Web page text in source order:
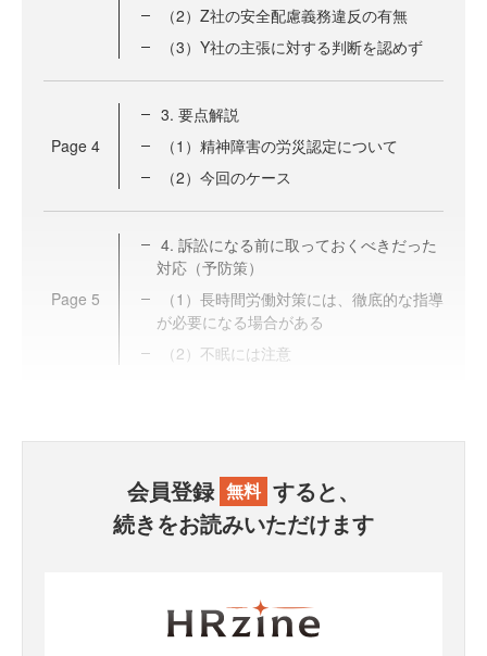
（2）Z社の安全配慮義務違反の有無
（3）Y社の主張に対する判断を認めず
Page 4
3. 要点解説
（1）精神障害の労災認定について
（2）今回のケース
Page 5
4. 訴訟になる前に取っておくべきだった
対応（予防策）
（1）長時間労働対策には、徹底的な指導
が必要になる場合がある
（2）不眠には注意
会員登録 無料 すると、
続きをお読みいただけます